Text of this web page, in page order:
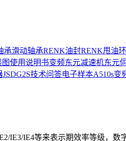
承滑动轴承RENK油封RENK甩油环
使用说明书变频东元减速机东元
JSDG2S技术问答电子样本A510s变
IE3/IE4等来表示期效率等级，